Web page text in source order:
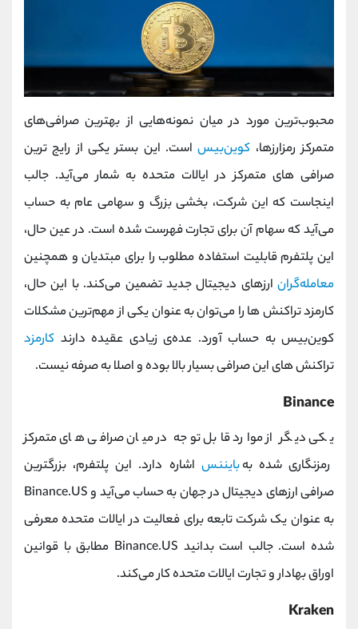
محبوب‌ترین مورد در میان نمونه‌هایی از بهترین صرافی‌های
متمرکز رمزارزها، کوین‌بیساست. این بستر یکی از رایج‌ ترین
صرافی‌ های متمرکز در ایالات متحده به شمار می‌آید. جالب
اینجاست که این شرکت، بخشی بزرگ و سهامی عام به حساب
می‌آید که سهام آن برای تجارت فهرست شده است. در عین حال،
این پلتفرم قابلیت استفاده مطلوب را برای مبتدیان و همچنین
معامله‌گران ارزهای دیجیتال جدید تضمین می‌کند. با این حال،
کارمزد تراکنش‌ ها را می‌توان به عنوان یکی از مهم‌ترین مشکلات
کوین‌بیس به حساب آورد. عده‌ی زیادی عقیده دارند کارمزد
تراکنش‌ های این صرافی بسیار بالا بوده و اصلا به صرفه نیست.
Binance
یکی دیگر از موارد قابل توجه در میان صرافی‌ های متمرکز
رمزنگاری شده بهبایننس اشاره دارد. این پلتفرم، بزرگترین
صرافی ارزهای دیجیتال در جهان به حساب می‌آید و Binance.US
به عنوان یک شرکت تابعه برای فعالیت در ایالات متحده معرفی
شده است. جالب است بدانید Binance.US مطابق با قوانین
اوراق بهادار و تجارت ایالات متحده کار می‌کند.
Kraken